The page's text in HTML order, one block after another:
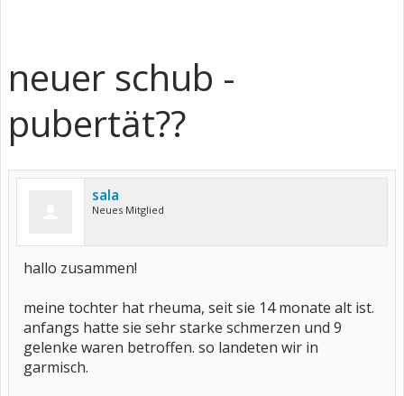
neuer schub -
pubertät??
sala
Neues Mitglied
hallo zusammen!
meine tochter hat rheuma, seit sie 14 monate alt ist.
anfangs hatte sie sehr starke schmerzen und 9
gelenke waren betroffen. so landeten wir in
garmisch.